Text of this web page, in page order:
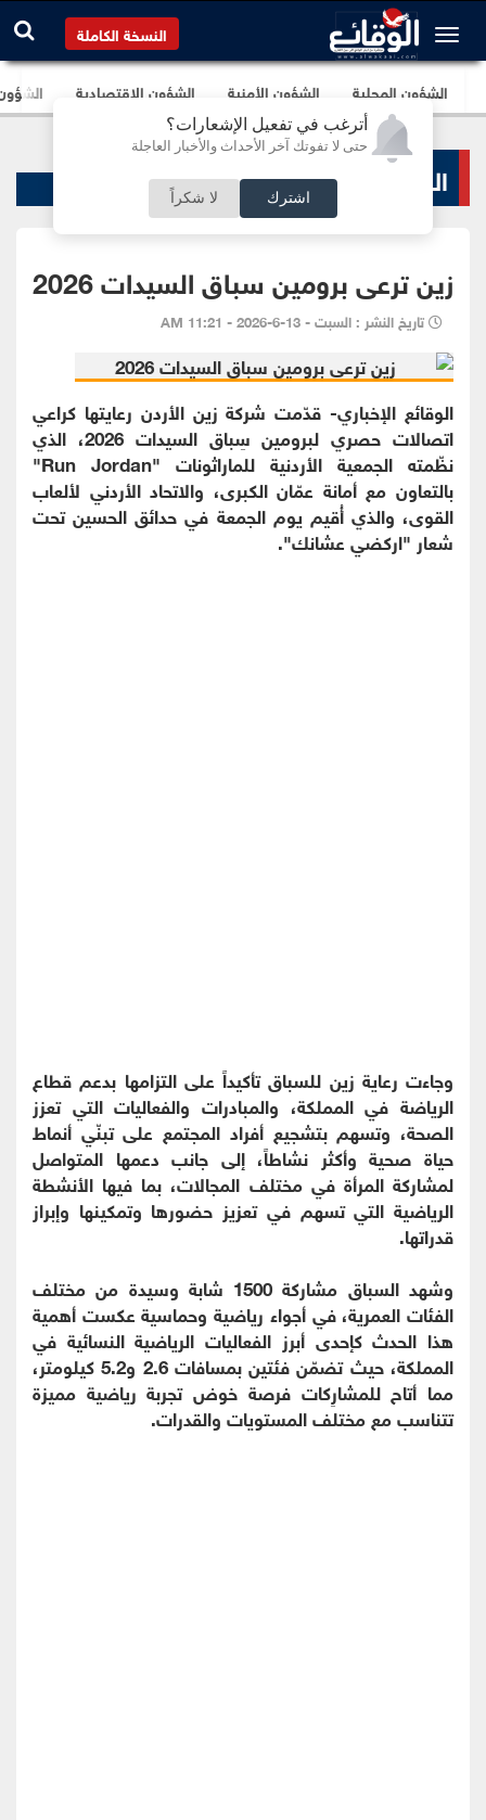
أترغب في تفعيل الإشعارات؟
حتى لا تفوتك آخر الأحداث والأخبار العاجلة
اشترك لا شكراً
النسخة الكاملة
الشؤون المحلية الشؤون الأمنية الشؤون الإقتصادية
البنوك و الشركات
زين ترعى برومين سباق السيدات 2026
تاريخ النشر : السبت - 13-6-2026 - 11:21 AM
الوقائع الإخباري- قدّمت شركة زين الأردن رعايتها كراعي
اتصالات حصري لبرومين سِباق السيدات 2026، الذي
نظّمته الجمعية الأردنية للماراثونات "Run Jordan"
بالتعاون مع أمانة عمّان الكبرى، والاتحاد الأردني لألعاب
القوى، والذي أُقيم يوم الجمعة في حدائق الحسين تحت
شعار "اركضي عشانك".
وجاءت رعاية زين للسباق تأكيداً على التزامها بدعم قطاع
الرياضة في المملكة، والمبادرات والفعاليات التي تعزز
الصحة، وتسهم بتشجيع أفراد المجتمع على تبنّي أنماط
حياة صحية وأكثر نشاطاً، إلى جانب دعمها المتواصل
لمشاركة المرأة في مختلف المجالات، بما فيها الأنشطة
الرياضية التي تسهم في تعزيز حضورها وتمكينها وإبراز
قدراتها.
وشهد السباق مشاركة 1500 شابة وسيدة من مختلف
الفئات العمرية، في أجواء رياضية وحماسية عكست أهمية
هذا الحدث كإحدى أبرز الفعاليات الرياضية النسائية في
المملكة، حيث تضمّن فئتين بمسافات 2.6 و5.2 كيلومتر،
مما أتاح للمشارِكات فرصة خوض تجربة رياضية مميزة
تتناسب مع مختلف المستويات والقدرات.